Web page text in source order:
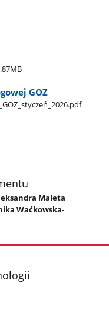
GOZ
Maleta
Waćkowska-